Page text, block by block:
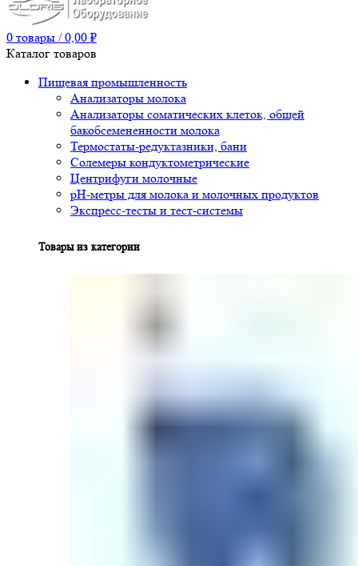
0 товары / 0,00 ₽
Каталог товаров
Пищевая промышленность
Анализаторы молока
Анализаторы соматических клеток, общей
бакобсемененности молока
Термостаты-редуктазники, бани
Солемеры кондуктометрические
Центрифуги молочные
pH-метры для молока и молочных продуктов
Экспресс-тесты и тест-системы
Товары из категории